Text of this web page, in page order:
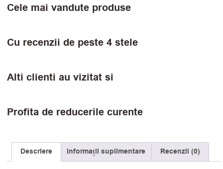
Cele mai vandute produse
Cu recenzii de peste 4 stele
Alti clienti au vizitat si
Profita de reducerile curente
Descriere Informații suplimentare Recenzii (0)